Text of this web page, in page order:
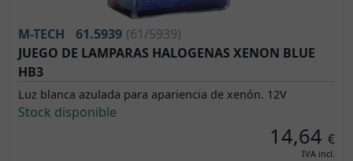
M-TECH 61.5939 (61/5939)
JUEGO DE LAMPARAS HALOGENAS XENON BLUE
HB3
Luz blanca azulada para apariencia de xenón. 12V
Stock disponible
14,64 €
IVA incl.